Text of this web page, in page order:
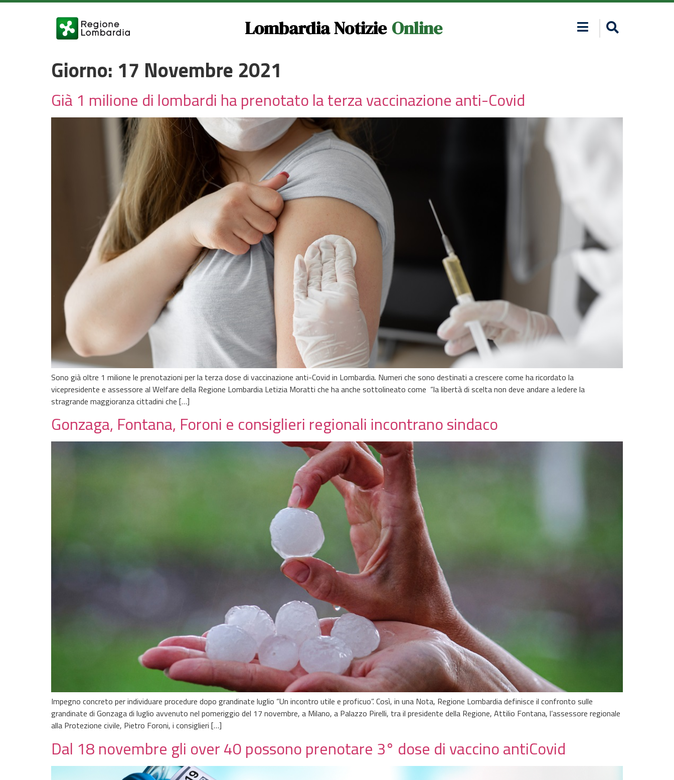
Lombardia Notizie Online
Giorno: 17 Novembre 2021
Già 1 milione di lombardi ha prenotato la terza vaccinazione anti-Covid
Sono già oltre 1 milione le prenotazioni per la terza dose di vaccinazione anti-Covid in Lombardia. Numeri che sono destinati a crescere come ha ricordato la
vicepresidente e assessore al Welfare della Regione Lombardia Letizia Moratti che ha anche sottolineato come “la libertà di scelta non deve andare a ledere la
stragrande maggioranza cittadini che […]
Gonzaga, Fontana, Foroni e consiglieri regionali incontrano sindaco
Impegno concreto per individuare procedure dopo grandinate luglio “Un incontro utile e proficuo”. Così, in una Nota, Regione Lombardia definisce il confronto sulle
grandinate di Gonzaga di luglio avvenuto nel pomeriggio del 17 novembre, a Milano, a Palazzo Pirelli, tra il presidente della Regione, Attilio Fontana, l’assessore regionale
alla Protezione civile, Pietro Foroni, i consiglieri […]
Dal 18 novembre gli over 40 possono prenotare 3° dose di vaccino antiCovid